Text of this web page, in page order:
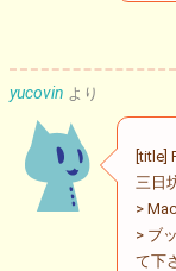
yucovin より
[title]
三日
>
> ブ
て下